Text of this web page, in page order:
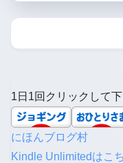
1日1回クリックして
にほんブログ村
Kindle Unlimitedはこ